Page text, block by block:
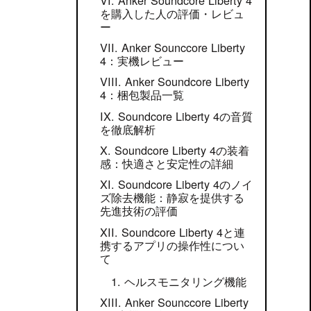
を購入した人の評価・レビュ
ー
Anker Sounccore Liberty
4：実機レビュー
Anker Soundcore Liberty
4：梱包製品一覧
Soundcore Liberty 4の音質
を徹底解析
Soundcore Liberty 4の装着
感：快適さと安定性の詳細
Soundcore Liberty 4のノイ
ズ除去機能：静寂を提供する
先進技術の評価
Soundcore Liberty 4と連
携するアプリの操作性につい
て
ヘルスモニタリング機能
Anker Sounccore Liberty